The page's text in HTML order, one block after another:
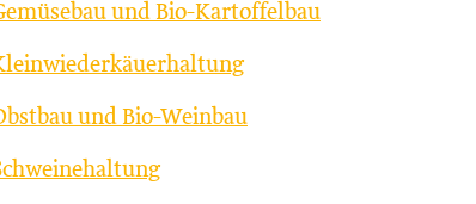
und Bio-Kartoffelbau
und Bio-Weinbau